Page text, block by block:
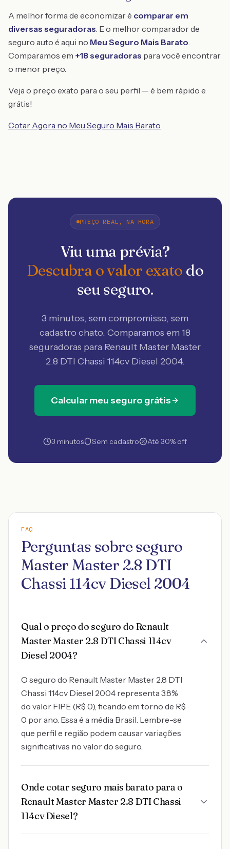
A melhor forma de economizar é comparar em
diversas seguradoras. E o melhor comparador de
seguro auto é aqui no Meu Seguro Mais Barato.
Comparamos em +18 seguradoras para você encontrar
o menor preço.
Veja o preço exato para o seu perfil — é bem rápido e
grátis!
Cotar Agora no Meu Seguro Mais Barato
PREÇO REAL, NA HORA
Viu uma prévia?
Descubra o valor exato do
seu seguro.
3 minutos, sem compromisso, sem
cadastro chato. Comparamos em 18
seguradoras para Renault Master Master
2.8 DTI Chassi 114cv Diesel 2004.
Calcular meu seguro grátis
3 minutos Sem cadastro Até 30% off
FAQ
Perguntas sobre seguro
Master Master 2.8 DTI
Chassi 114cv Diesel 2004
Qual o preço do seguro do Renault
Master Master 2.8 DTI Chassi 114cv
Diesel 2004?
O seguro do Renault Master Master 2.8 DTI
Chassi 114cv Diesel 2004 representa 3.8%
do valor FIPE (R$ 0), ficando em torno de R$
0 por ano. Essa é a média Brasil. Lembre-se
que perfil e região podem causar variações
significativas no valor do seguro.
Onde cotar seguro mais barato para o
Renault Master Master 2.8 DTI Chassi
114cv Diesel?